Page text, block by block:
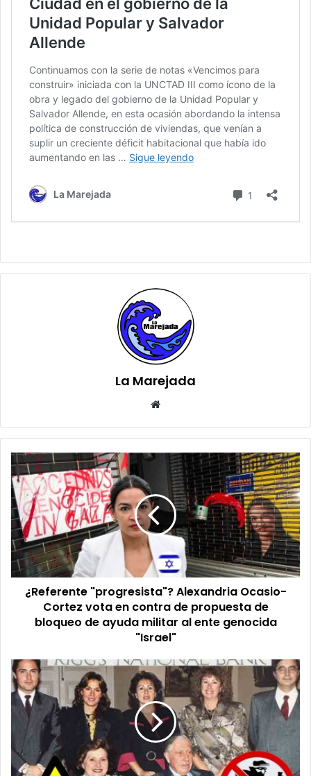
La Marejada
¿Referente
"progresista"?
Alexandria
Ocasio-
Cortez
vota
en
contra
de
propuesta
bloqueo
militar
al
ente
genocida
"Israel"
¿Referente "progresista"? Alexandria Ocasio-
Cortez vota en contra de propuesta de
bloqueo de ayuda militar al ente genocida
"Israel"
Tribunal
de
primera
instancia
condena
herederos
de